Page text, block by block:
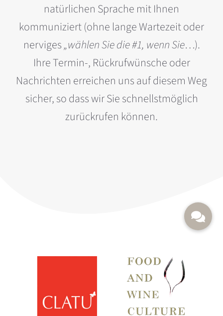
natürlichen Sprache mit Ihnen
kommuniziert (ohne lange Wartezeit oder
nerviges„wählen Sie die #1, wenn Sie…).
Ihre Termin-, Rückrufwünsche oder
Nachrichten erreichen uns auf diesem Weg
sicher, so dass wir Sie schnellstmöglich
zurückrufen können.